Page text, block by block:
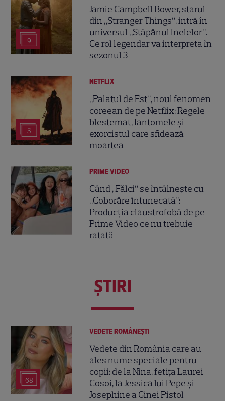
9
Jamie Campbell Bower, starul
din „Stranger Things”, intră în
universul „Stăpânul Inelelor”.
Ce rol legendar va interpreta în
sezonul 3
5
NETFLIX
„Palatul de Est”, noul fenomen
coreean de pe Netflix: Regele
blestemat, fantomele și
exorcistul care sfidează
moartea
PRIME VIDEO
Când „Fălci” se întâlnește cu
„Coborâre întunecată”:
Producția claustrofobă de pe
Prime Video ce nu trebuie
ratată
ŞTIRI
68
VEDETE ROMÂNEŞTI
Vedete din România care au
ales nume speciale pentru
copii: de la Nina, fetița Laurei
Cosoi, la Jessica lui Pepe și
Josephine a Ginei Pistol